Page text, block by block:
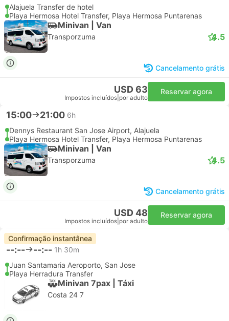
Alajuela Transfer de hotel
Playa Hermosa Hotel Transfer, Playa Hermosa Puntarenas
Minivan | Van
Transporzuma 4.5
Cancelamento grátis
USD 63
Impostos incluídos por adulto
Reservar agora
15:00 21:00 6h
Dennys Restaurant San Jose Airport, Alajuela
Playa Hermosa Hotel Transfer, Playa Hermosa Puntarenas
Minivan | Van
Transporzuma 4.5
Cancelamento grátis
USD 48
Impostos incluídos por adulto
Reservar agora
Confirmação instantânea
--:-- --:-- 1h 30m
Juan Santamaria Aeroporto, San Jose
Playa Herradura Transfer
Minivan 7pax | Táxi
Costa 24 7